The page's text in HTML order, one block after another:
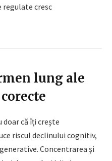
regulate cresc
lung ale
doar că îți crește
riscul declinului cognitiv,
Concentrarea și